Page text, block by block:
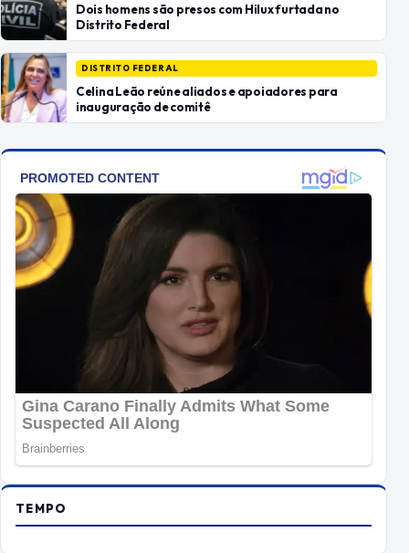
Dois homens são presos com Hilux furtada no
Distrito Federal
DISTRITO FEDERAL
Celina Leão reúne aliados e apoiadores para
inauguração de comitê
TEMPO